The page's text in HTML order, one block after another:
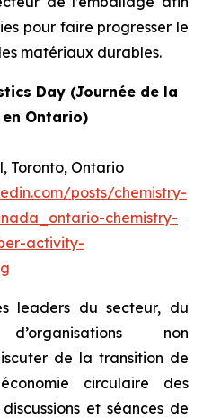
pour faire progresser le
matériaux durables.
Day (Journée de la
Ontario)
Toronto, Ontario
posts/chemistry-
chemistry-
activity-
leaders du secteur, du
non
de la transition de
circulaire des
et séances de